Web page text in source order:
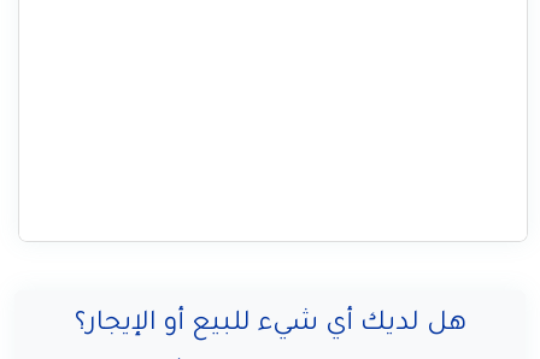
هل لديك أي شيء للبيع أو الإيجار؟